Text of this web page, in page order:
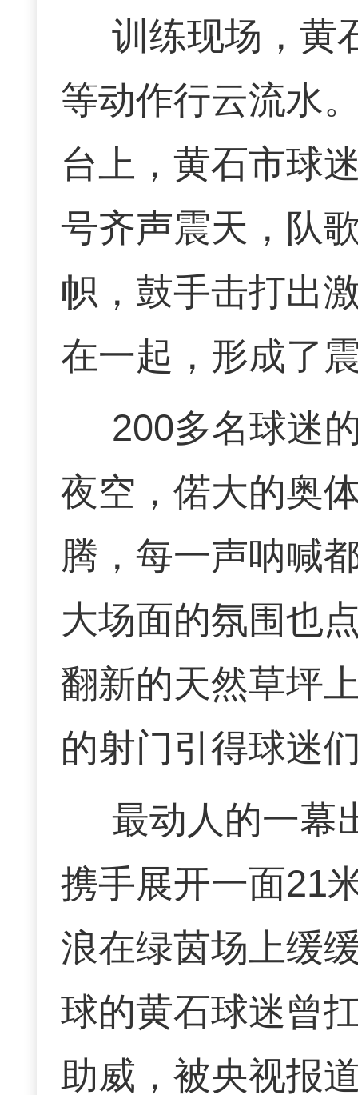
训练现场，黄
等动作行云流水
台上，黄石市球
号齐声震天，队
帜，鼓手击打出
在一起，形成了
200多名球迷
夜空，偌大的奥
腾，每一声呐喊
大场面的氛围也
翻新的天然草坪
的射门引得球迷
最动人的一幕
携手展开一面21
浪在绿茵场上缓
球的黄石球迷曾
助威，被央视报